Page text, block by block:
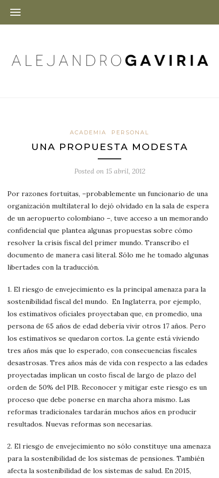
ACADEMIA PERSONAL
UNA PROPUESTA MODESTA
Posted on 15 abril, 2012
Por razones fortuitas, –probablemente un funcionario de una
organización multilateral lo dejó olvidado en la sala de espera
de un aeropuerto colombiano –, tuve acceso a un memorando
confidencial que plantea algunas propuestas sobre cómo
resolver la crisis fiscal del primer mundo. Transcribo el
documento de manera casi literal. Sólo me he tomado algunas
libertades con la traducción.
1. El riesgo de envejecimiento es la principal amenaza para la
sostenibilidad fiscal del mundo. En Inglaterra, por ejemplo,
los estimativos oficiales proyectaban que, en promedio, una
persona de 65 años de edad debería vivir otros 17 años. Pero
los estimativos se quedaron cortos. La gente está viviendo
tres años más que lo esperado, con consecuencias fiscales
desastrosas. Tres años más de vida con respecto a las edades
proyectadas implican un costo fiscal de largo de plazo del
orden de 50% del PIB. Reconocer y mitigar este riesgo es un
proceso que debe ponerse en marcha ahora mismo. Las
reformas tradicionales tardarán muchos años en producir
resultados. Nuevas reformas son necesarias.
2. El riesgo de envejecimiento no sólo constituye una amenaza
para la sostenibilidad de los sistemas de pensiones. También
afecta la sostenibilidad de los sistemas de salud. En 2015,